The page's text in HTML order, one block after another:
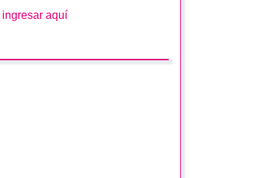
ingresar aquí